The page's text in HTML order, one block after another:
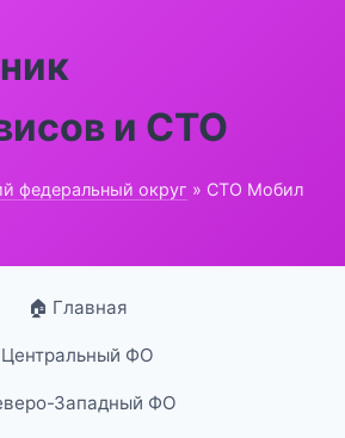
и СТО
федеральный округ » СТО Мобил
🏠 Главная
Центральный ФО
Западный ФО